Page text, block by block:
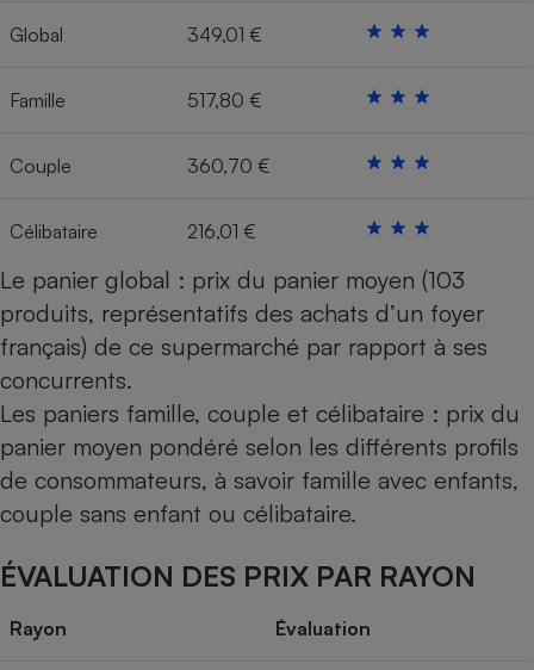
Global 349,01 €
Famille 517,80 €
Couple 360,70 €
Célibataire 216,01 €
Le panier global : prix du panier moyen (103
produits, représentatifs des achats d’un foyer
français) de ce supermarché par rapport à ses
concurrents.
Les paniers famille, couple et célibataire : prix du
panier moyen pondéré selon les différents profils
de consommateurs, à savoir famille avec enfants,
couple sans enfant ou célibataire.
ÉVALUATION DES PRIX PAR RAYON
Rayon Évaluation